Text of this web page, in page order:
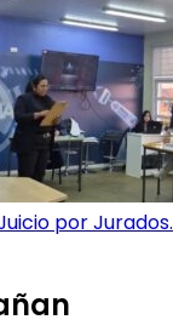
por Jurados.